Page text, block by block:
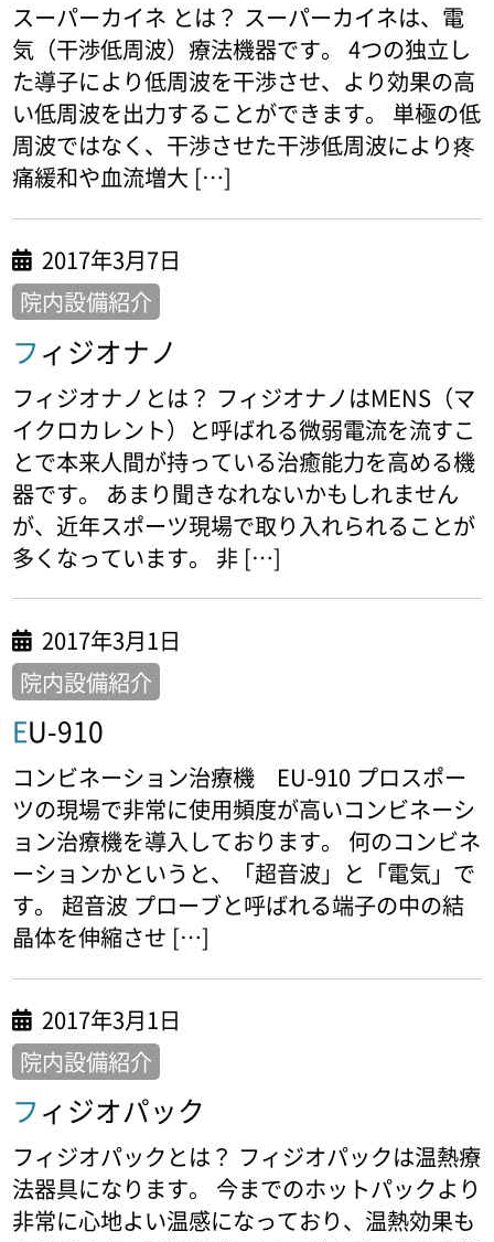
スーパーカイネ とは？ スーパーカイネは、電
気（干渉低周波）療法機器です。 4つの独立し
た導子により低周波を干渉させ、より効果の高
い低周波を出力することができます。 単極の低
周波ではなく、干渉させた干渉低周波により疼
痛緩和や血流増大 […]
2017年3月7日
院内設備紹介
フィジオナノ
フィジオナノとは？ フィジオナノはMENS（マ
イクロカレント）と呼ばれる微弱電流を流すこ
とで本来人間が持っている治癒能力を高める機
器です。 あまり聞きなれないかもしれません
が、近年スポーツ現場で取り入れられることが
多くなっています。 非 […]
2017年3月1日
院内設備紹介
EU-910
コンビネーション治療機 EU-910 プロスポー
ツの現場で非常に使用頻度が高いコンビネーシ
ョン治療機を導入しております。 何のコンビネ
ーションかというと、「超音波」と「電気」で
す。 超音波 プローブと呼ばれる端子の中の結
晶体を伸縮させ […]
2017年3月1日
院内設備紹介
フィジオパック
フィジオパックとは？ フィジオパックは温熱療
法器具になります。 今までのホットパックより
非常に心地よい温感になっており、温熱効果も